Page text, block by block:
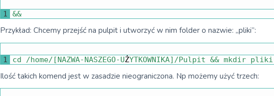
1 &&
Przykład: Chcemy przejść na pulpit i utworzyć w nim folder o nazwie: „pliki”:
1 cd /home/ [NAZWA-NASZEGO-UŻYTKOWNIKA] /Pulpit && mkdir pliki
Ilość takich komend jest w zasadzie nieograniczona. Np możemy użyć trzech: